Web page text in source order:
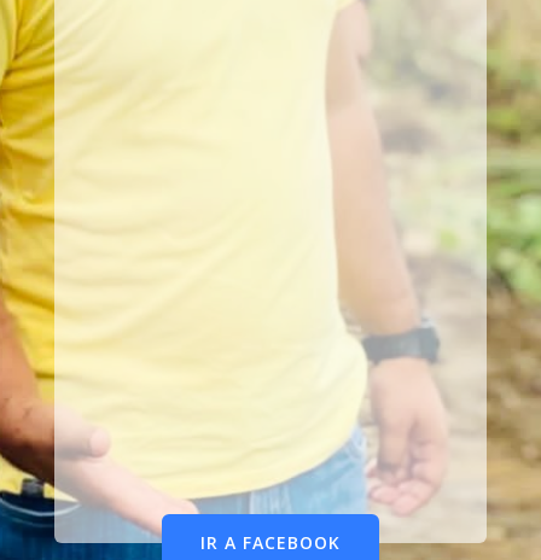
IR A FACEBOOK